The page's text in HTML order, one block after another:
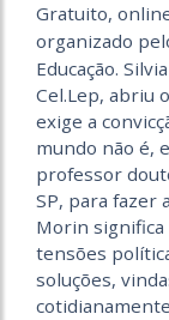
Gratuito,
organizado
Educação.
Cel.Lep, abriu
exige a
mundo não é,
professor
SP, para fazer
Morin
tensões
soluções,